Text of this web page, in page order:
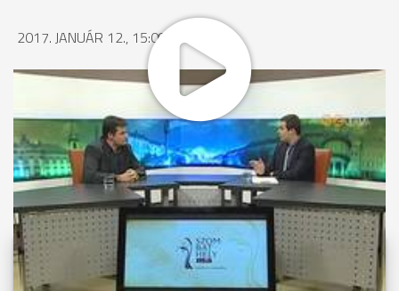
2017. JANUÁR 12., 15:08
MEGOSZTÁS
Videóink megtekinthetőek
Youtube-csatornánkon is!